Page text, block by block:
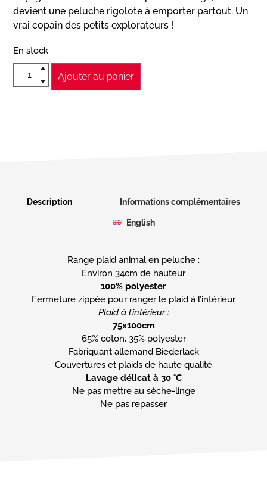
devient une peluche rigolote à emporter partout. Un
vrai copain des petits explorateurs !
En stock
Ajouter au panier
Description Informations complémentaires
English
Range plaid animal en peluche :
100% polyester
Plaid à l’intérieur :
75x100cm
65% coton, 35% polyester
Fabriquant allemand Biederlack
Lavage délicat à 30 °C
Ne pas mettre au sèche-linge
Ne pas repasser